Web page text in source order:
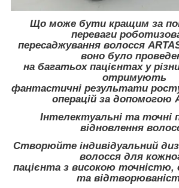
Що може бути кращим за
переваги
пересаджування волосся
воно було
на багатьох пацієнтах у
отримують
фантастичні результати
операцій за допомогою
Інтелектуальні та точні
відновлення
Створюйте індивідуальний
волосся для
пацієнта з високою
та